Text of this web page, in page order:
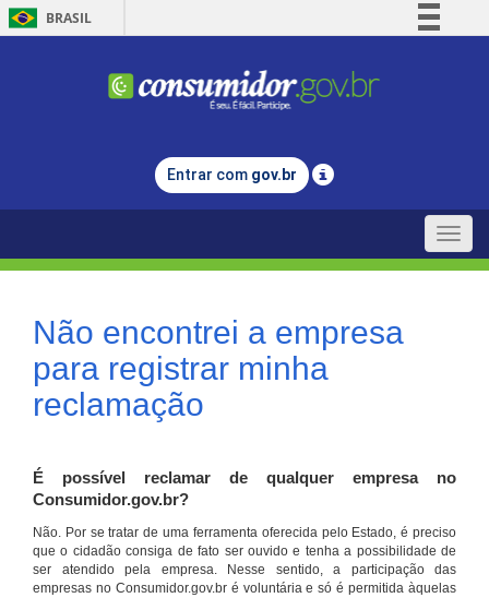
BRASIL
Comunica BR
Legislação
Entrar com gov.br
Toggle
Não encontrei a empresa
para registrar minha
reclamação
É possível reclamar de qualquer empresa no
Consumidor.gov.br?
Não. Por se tratar de uma ferramenta oferecida pelo Estado, é preciso
que o cidadão consiga de fato ser ouvido e tenha a possibilidade de
ser atendido pela empresa. Nesse sentido, a participação das
empresas no Consumidor.gov.br é voluntária e só é permitida àquelas